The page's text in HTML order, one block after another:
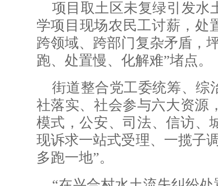
项目取土区未复绿引发水
学项目现场农民工讨薪，
跨领域、跨部门复杂矛盾，
跑、处置慢、化解难”堵点。
街道整合党工委统筹、综
社落实、社会参与六大资源
模式，公安、司法、信访、
现诉求一站式受理、一揽子
多跑一地”。